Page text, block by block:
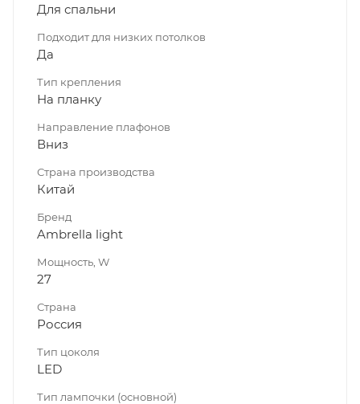
Для спальни
Подходит для низких потолков
Да
Тип крепления
На планку
Направление плафонов
Вниз
Страна производства
Китай
Бренд
Ambrella light
Мощность, W
27
Страна
Россия
Тип цоколя
LED
Тип лампочки (основной)